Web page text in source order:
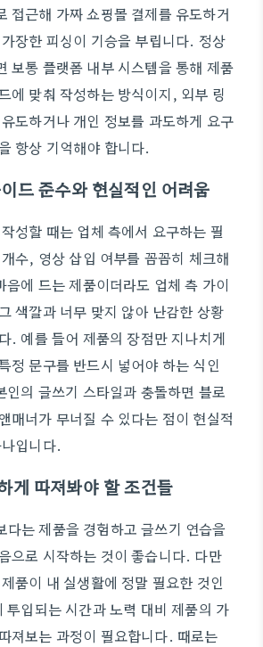
접근해 가짜 쇼핑몰 결제를 유도하거
장한 피싱이 기승을 부립니다. 정상
보통 플랫폼 내부 시스템을 통해 제품
에 맞춰 작성하는 방식이지, 외부 링
도하거나 개인 정보를 과도하게 요구
항상 기억해야 합니다.
드 준수와 현실적인 어려움
성할 때는 업체 측에서 요구하는 필
수, 영상 삽입 여부를 꼼꼼히 체크해
음에 드는 제품이더라도 업체 측 가이
색깔과 너무 맞지 않아 난감한 상황
. 예를 들어 제품의 장점만 지나치게
정 문구를 반드시 넣어야 하는 식인
인의 글쓰기 스타일과 충돌하면 블로
매너가 무너질 수 있다는 점이 현실적
입니다.
게 따져봐야 할 조건들
다는 제품을 경험하고 글쓰기 연습을
으로 시작하는 것이 좋습니다. 다만
품이 내 실생활에 정말 필요한 것인
입되는 시간과 노력 대비 제품의 가
져보는 과정이 필요합니다. 때로는